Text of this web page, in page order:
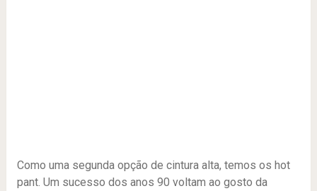
Como uma segunda opção de cintura alta, temos os hot
pant. Um sucesso dos anos 90 voltam ao gosto da